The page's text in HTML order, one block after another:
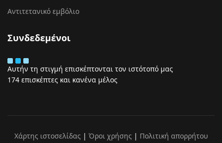
Αντιτετανικό εμβόλιο
Συνδεδεμένοι
Αυτήν τη στιγμή επισκέπτονται τον ιστότοπό μας
174 επισκέπτες και κανένα μέλος
Χάρτης ιστοσελίδας| Όροι χρήσης| Πολιτική απορρήτου